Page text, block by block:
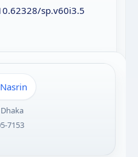
sp.v60i3.5
7153